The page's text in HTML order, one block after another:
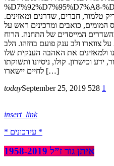
%D7%92%D7%95%D7%A8-
טלמור, חברים, שדרנים ומאזינים.
המומים, כואבים ומרכינים ראש על
המייסדים של התחנה. הרוח
צווארו ולב ענק פועם בחזהו. הלב
ולמאזינים את האהבה הענקית שלו
וכישרון. קולו, ניסיונו ותשוקתו
לחיים יישארו […]
todaySeptember 25, 2019 528 1
insert_link
* עידכונים *
איתן גור ז”ל 1958-2019